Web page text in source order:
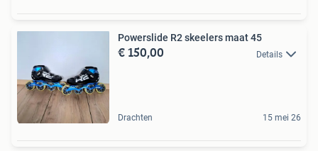
Powerslide R2 skeelers maat 45
€ 150,00 Details
Drachten 15 mei 26